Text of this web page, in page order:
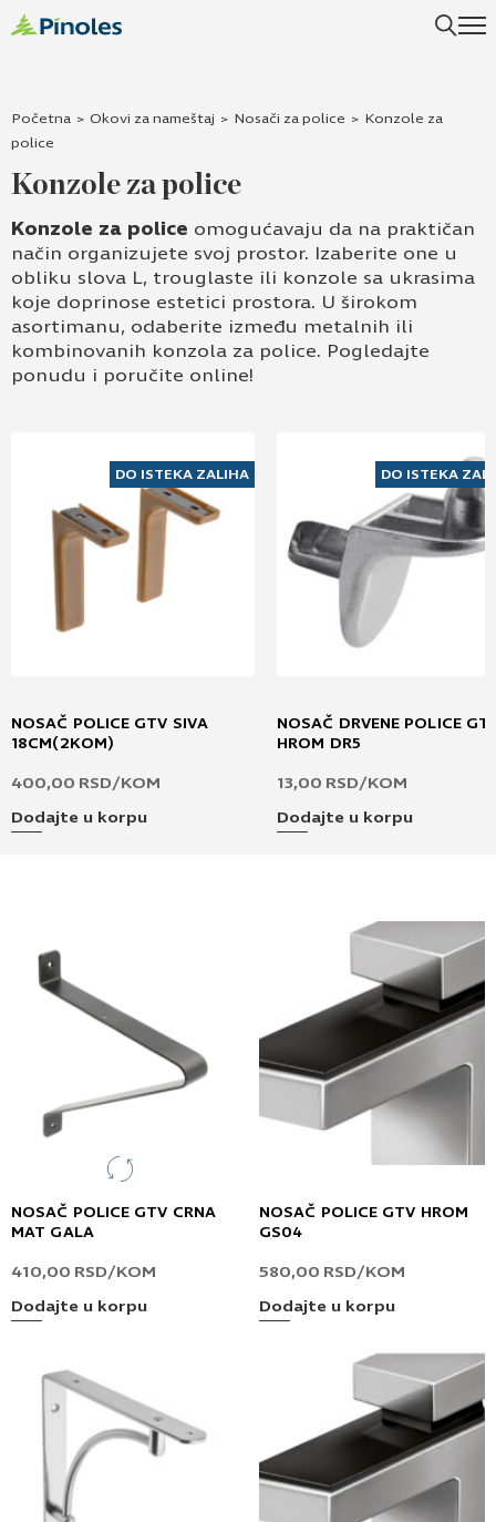
Početna > Okovi za nameštaj > Nosači za police > Konzole za
police
Konzole za police
Konzole za police omogućavaju da na praktičan
način organizujete svoj prostor. Izaberite one u
obliku slova L, trouglaste ili konzole sa ukrasima
koje doprinose estetici prostora. U širokom
asortimanu, odaberite između metalnih ili
kombinovanih konzola za police. Pogledajte
ponudu i poručite online!
DO ISTEKA ZALIHA
NOSAČ POLICE GTV SIVA
18CM(2KOM)
400,00 RSD/KOM
Dodajte u korpu
DO ISTEKA
NOSAČ DRVENE POLICE
HROM DR5
13,00 RSD/KOM
Dodajte u korpu
NOSAČ POLICE GTV CRNA
MAT GALA
410,00 RSD/KOM
Dodajte u korpu
NOSAČ POLICE GTV HROM
GS04
580,00 RSD/KOM
Dodajte u korpu